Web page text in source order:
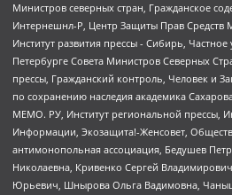
Министров северных стран, Гражданское
Интернешнл-Р, Центр Защиты Прав Средств
Институт развития прессы - Сибирь,
Петербурге Совета Министров Северных
прессы, Гражданский контроль, Человек и
по сохранению наследия академика
МЕМО. РУ, Институт региональной прессы,
Информации, Экозащита!-Женсовет,
антимонопольная ассоциация, Бедушев
Николаевна, Кривенко Сергей
Юрьевич, Шнырова Ольга Вадимовна,